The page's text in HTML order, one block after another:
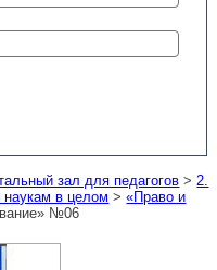
зал для педагогов > 2.
наукам в целом >«Право и
№06